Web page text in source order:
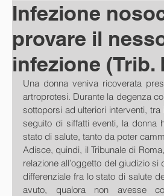
Infezione
provare il
infezione (Trib.
Una donna veniva ricoverata
artroprotesi. Durante la degenza
sottoporsi ad ulteriori interventi,
seguito di siffatti eventi, la donna
stato di salute, tanto da poter
Adisce, quindi, il Tribunale di
relazione all’oggetto del giudizio
differenziale fra lo stato di salute
avuto, qualora non avesse